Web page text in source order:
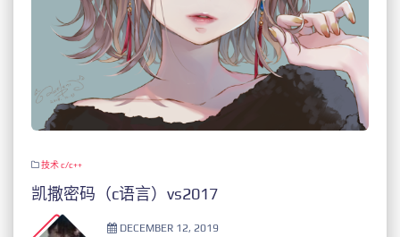
技术c/c++
凯撒密码（c语言）vs2017
DECEMBER 12, 2019